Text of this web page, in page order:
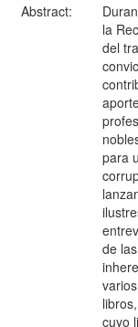
Abstract:
la
del
para
de
cuyo